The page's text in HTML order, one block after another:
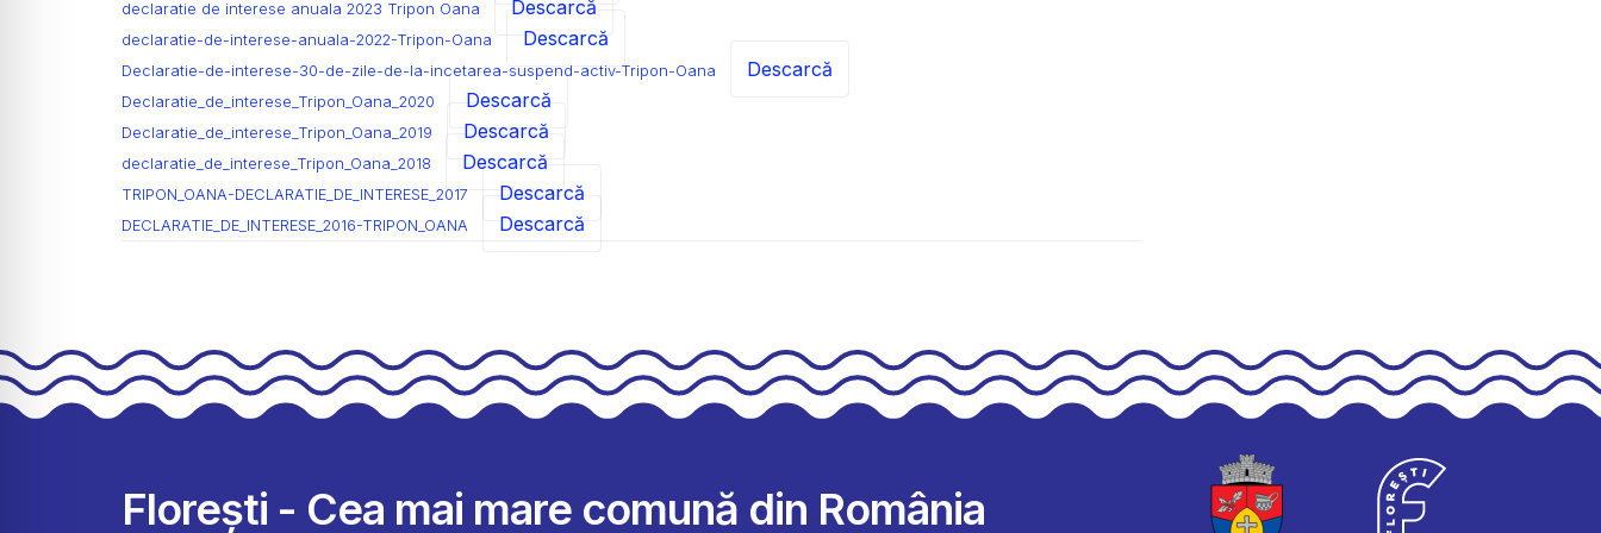
declaratie de interese anuala 2023 Tripon Oana Descarcă
declaratie-de-interese-anuala-2022-Tripon-Oana Descarcă
Declaratie-de-interese-30-de-zile-de-la-incetarea-suspend-activ-Tripon-Oana Descarcă
Declaratie_de_interese_Tripon_Oana_2020 Descarcă
Declaratie_de_interese_Tripon_Oana_2019 Descarcă
declaratie_de_interese_Tripon_Oana_2018 Descarcă
TRIPON_OANA-DECLARATIE_DE_INTERESE_2017 Descarcă
DECLARATIE_DE_INTERESE_2016-TRIPON_OANA Descarcă
Florești - Cea mai mare comună din România